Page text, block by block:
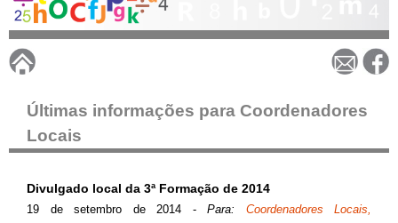
principal
P
N
A
Últimas informações para Coordenadores
Locais
Divulgado local da 3ª Formação de 2014
19 de setembro de 2014 - Para: Coordenadores Locais,